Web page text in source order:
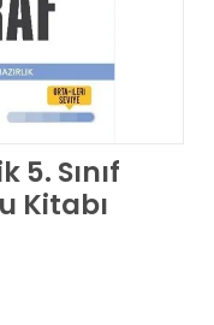
5. Sınıf
Kitabı